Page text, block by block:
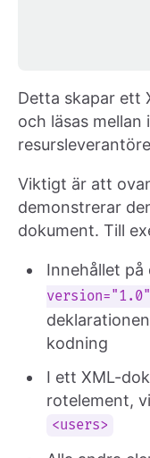
Detta skapar ett
och läsas
Viktigt är att
demonstrerar
dokument. Till
Innehållet
version="1.0"
kodning
I ett XML-
rotelement,
<users>